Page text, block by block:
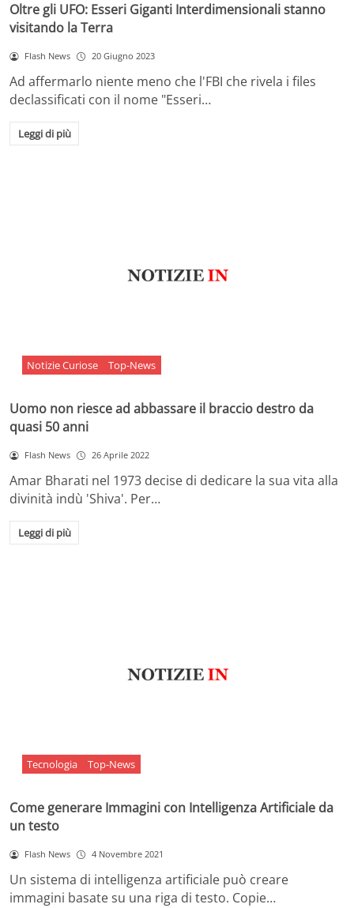
Oltre gli UFO: Esseri Giganti Interdimensionali stanno
visitando la Terra
Flash News 20 Giugno 2023
Ad affermarlo niente meno che l'FBI che rivela i files
declassificati con il nome "Esseri…
Leggi di più
Notizie Curiose Top-News
Uomo non riesce ad abbassare il braccio destro da
quasi 50 anni
Flash News 26 Aprile 2022
Amar Bharati nel 1973 decise di dedicare la sua vita alla
divinità indù 'Shiva'. Per…
Leggi di più
Tecnologia Top-News
Come generare Immagini con Intelligenza Artificiale da
un testo
Flash News 4 Novembre 2021
Un sistema di intelligenza artificiale può creare
immagini basate su una riga di testo. Copie…